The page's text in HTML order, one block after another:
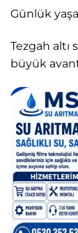
Günlük
Tezgah
büyük